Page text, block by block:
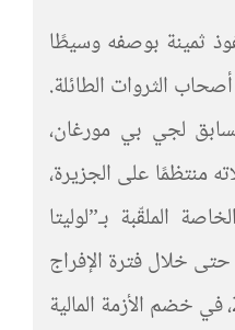
ثمينة بوصفه وسيطًا
الثروات الطائلة.
لجي بي مورغان،
على الجزيرة،
الملقّبة بـ”لوليتا
خلال فترة الإفراج
المشروط. وفي عام 2008، في خضم الأزمة المالية